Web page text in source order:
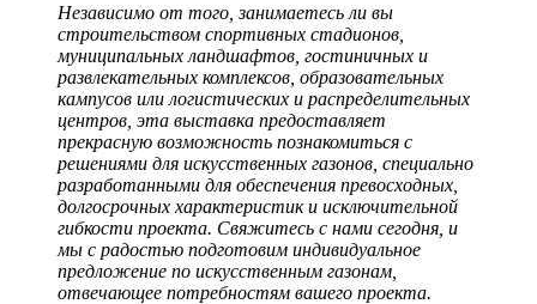
Независимо от того, занимаетесь ли вы
строительством спортивных стадионов,
муниципальных ландшафтов, гостиничных и
развлекательных комплексов, образовательных
кампусов или логистических и распределительных
центров, эта выставка предоставляет
прекрасную возможность познакомиться с
решениями для искусственных газонов, специально
разработанными для обеспечения превосходных,
долгосрочных характеристик и исключительной
гибкости проекта. Свяжитесь с нами сегодня, и
мы с радостью подготовим индивидуальное
предложение по искусственным газонам,
отвечающее потребностям вашего проекта.